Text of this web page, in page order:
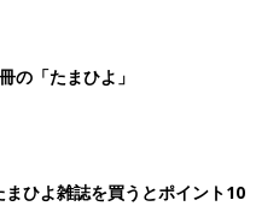
の「たまひよ」
ひよ雑誌を買うとポイント10